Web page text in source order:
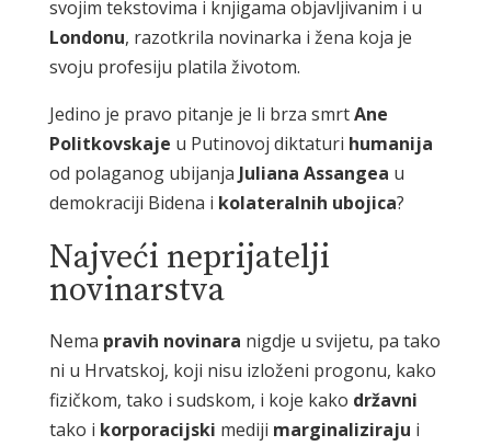
svojim tekstovima i knjigama objavljivanim i u
Londonu, razotkrila novinarka i žena koja je
svoju profesiju platila životom.
Jedino je pravo pitanje je li brza smrtAne
Politkovskaje u Putinovoj diktaturi humanija
od polaganog ubijanja Juliana Assangea u
demokraciji Bidena i kolateralnih ubojica?
Najveći neprijatelji
novinarstva
Nema pravih novinara nigdje u svijetu, pa tako
ni u Hrvatskoj, koji nisu izloženi progonu, kako
fizičkom, tako i sudskom, i koje kako državni
tako i korporacijski mediji marginaliziraju i